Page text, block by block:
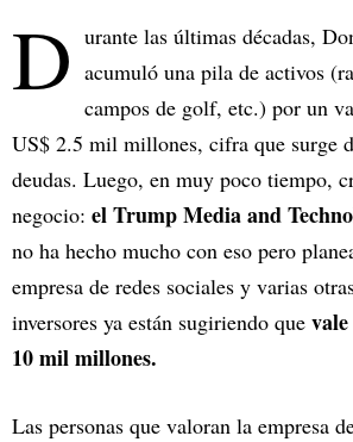
D urante las últimas décadas,
acumuló una pila de activos
campos de golf, etc.) por un
US$ 2.5 mil millones, cifra que surge
deudas. Luego, en muy poco tiempo,
negocio: el Trump Media and
no ha hecho mucho con eso pero
empresa de redes sociales y varias
inversores ya están sugiriendo que
10 mil millones.
Las personas que valoran la empresa